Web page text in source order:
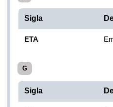
Sigla
ETA
G
Sigla